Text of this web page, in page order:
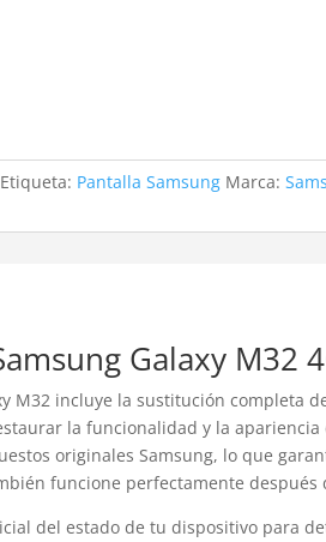
Etiqueta: Pantalla Samsung Marca:
Galaxy M32
M32 incluye la sustitución completa
la funcionalidad y la
originales Samsung, lo que
funcione perfectamente después
del estado de tu dispositivo para